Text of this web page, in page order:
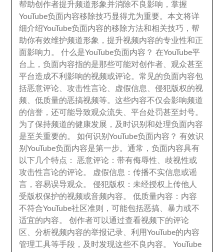
帮助创作者提升频道形象并消除不良影响 ，掌握
YouTube负面内容移除技巧显得尤为重要。本文将详
细介绍YouTube负面内容的移除方法和相关技巧 ，帮
助你有效维护频道形象 ，提升视频内容的专业性和正
面影响力 。什么是YouTube负面内容？ 在YouTube平
台上 ，负面内容指的是那些可能对创作者
观众甚至
平台造成不利影响的视频或评论。常见的负面内容包
括恶意评论 、攻击性言论 虚假信息 、侵犯版权的视
频 、低质量的恶搞视频等。这些内容不仅会影响频道
的信誉 ，还可能导致观众流失 、平台处罚甚至封号。
为了保持频道的健康发展 ， 及时识别和处理负面内容
是至关重要的。如何识别YouTube负面内容？ 有效识
别YouTube负面内容是第一步。通常 ，负面内容具有
以下几个特点 ：恶意评论 ：带有侮辱性 、歧视性或
攻击性言论的评论。 虚假信息 ：传播不实信息或谣
言 ，容易误导观众。侵犯版权 ： 未经授权上传他人
受版权保护的视频或音频内容。低质量内容 ： 内容
不符合YouTube社区准则
， 可能包括恶搞 、暴力或不
适宜的内容。创作者可以通过查看视频下的评论
区
、分析视频内容的举报记录 、利用YouTube的内容
管理工具等手段 ， 及时发现这些不良内容。YouTube